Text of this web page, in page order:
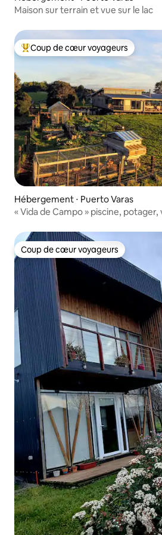
Maison sur terrain et vue sur le lac
Coups de cœur voyageurs les plus
Coup de cœur voyageurs
Hébergement ⋅ Puerto Varas
« Vida de Campo » piscine, potager,
Coup de cœur voyageurs
Coup de cœur voyageurs